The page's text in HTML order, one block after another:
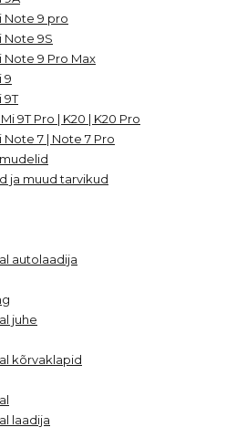
Note 9 pro
Note 9S
Note 9 Pro Max
9
9T
9T Pro | K20 | K20 Pro
7 | Note 7 Pro
ja muud tarvikud
autolaadija
juhe
kõrvaklapid
laadija